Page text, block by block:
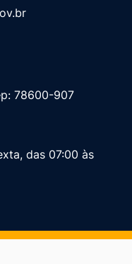
78600-907
das 07:00 às